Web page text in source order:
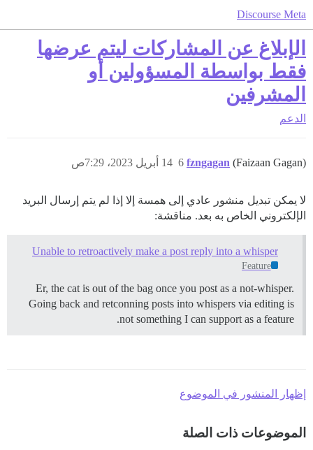
Discourse Meta
الإبلاغ عن المشاركات ليتم عرضها
فقط بواسطة المسؤولين أو
المشرفين
الدعم
fzngagan (Faizaan Gagan) 14 أبريل 2023، 7:29ص 6
لا يمكن تبديل منشور عادي إلى همسة إلا إذا لم يتم إرسال البريد
الإلكتروني الخاص به بعد. مناقشة:
Unable to retroactively make a post reply into a whisper
Feature
Er, the cat is out of the bag once you post as a not-whisper.
Going back and retconning posts into whispers via editing is
not something I can support as a feature.
إظهار المنشور في الموضوع
الموضوعات ذات الصلة